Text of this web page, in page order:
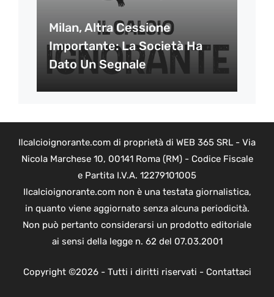
Milan, Altra Cessione
Importante: La Società Ha
Dato Un Segnale
Ilcalcioignorante.com di proprietà di WEB 365 SRL - Via
Nicola Marchese 10, 00141 Roma (RM) - Codice Fiscale
e Partita I.V.A. 12279101005
Ilcalcioignorante.com non è una testata giornalistica,
in quanto viene aggiornato senza alcuna periodicità.
Non può pertanto considerarsi un prodotto editoriale
ai sensi della legge n. 62 del 07.03.2001
Copyright ©2026 - Tutti i diritti riservati - Contattaci